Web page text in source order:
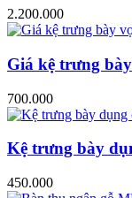
2.200.000
Giá kệ trưng
700.000
Kệ trưng bày
450.000